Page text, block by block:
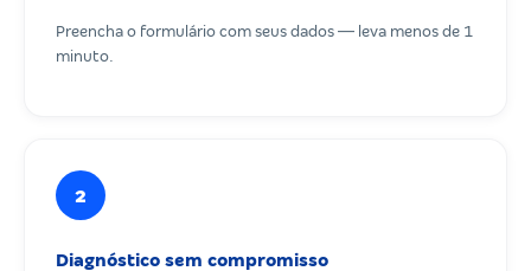
Preencha o formulário com seus dados — leva menos de 1
minuto.
2
Diagnóstico sem compromisso